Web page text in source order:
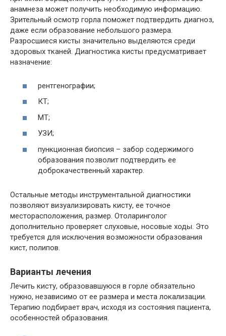
анамнеза может получить необходимую информацию.
Зрительный осмотр горла поможет подтвердить диагноз,
даже если образование небольшого размера.
Разросшиеся кисты значительно выделяются среди
здоровых тканей. Диагностика кисты предусматривает
назначение:
рентгенографии;
КТ;
МТ;
УЗИ;
пункционная биопсия – забор содержимого
образования позволит подтвердить ее
доброкачественный характер.
Остальные методы инструментальной диагностики
позволяют визуализировать кисту, ее точное
месторасположения, размер. Отоларинголог
дополнительно проверяет слуховые, носовые ходы. Это
требуется для исключения возможности образования
кист, полипов.
Варианты лечения
Лечить кисту, образовавшуюся в горле обязательно
нужно, независимо от ее размера и места локализации.
Терапию подбирает врач, исходя из состояния пациента,
особенностей образования.